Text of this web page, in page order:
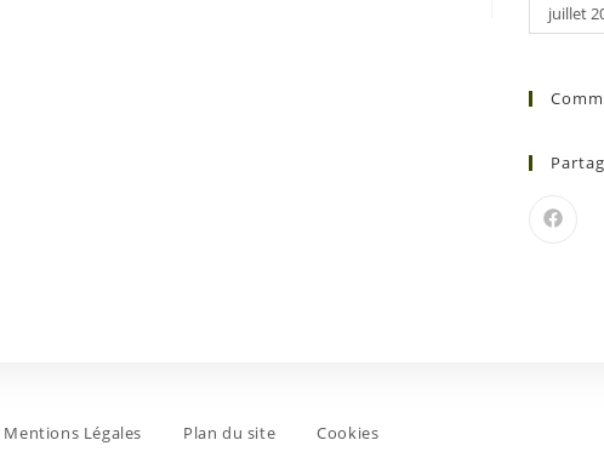
juillet
Mentions Légales Plan du site Cookies